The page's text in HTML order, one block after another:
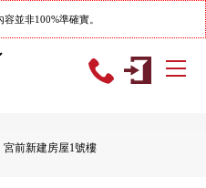
並非100%準確實。
宮前新建房屋1號樓